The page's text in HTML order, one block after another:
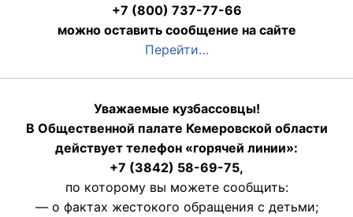
+7 (800) 737-77-66
можно оставить сообщение на сайте
Перейти…
Уважаемые кузбассовцы!
В Общественной палате Кемеровской области
действует телефон «горячей линии»:
+7 (3842) 58-69-75,
по которому вы можете сообщить:
— о фактах жестокого обращения с детьми;